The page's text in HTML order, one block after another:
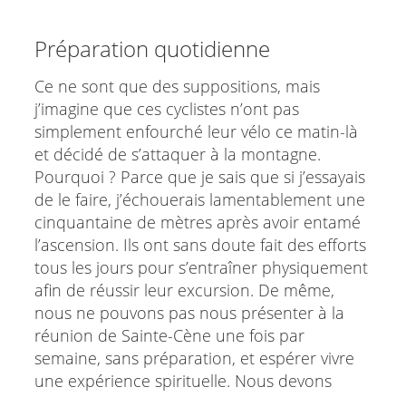
Préparation quotidienne
Ce ne sont que des suppositions, mais
j’imagine que ces cyclistes n’ont pas
simplement enfourché leur vélo ce matin-là
et décidé de s’attaquer à la montagne.
Pourquoi ? Parce que je sais que si j’essayais
de le faire, j’échouerais lamentablement une
cinquantaine de mètres après avoir entamé
l’ascension. Ils ont sans doute fait des efforts
tous les jours pour s’entraîner physiquement
afin de réussir leur excursion. De même,
nous ne pouvons pas nous présenter à la
réunion de Sainte-Cène une fois par
semaine, sans préparation, et espérer vivre
une expérience spirituelle. Nous devons